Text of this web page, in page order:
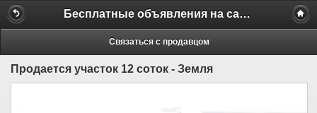
Бесплатные объявления на сайте MILAMO.ru
Связаться с продавцом
Продается участок 12 соток - Земля